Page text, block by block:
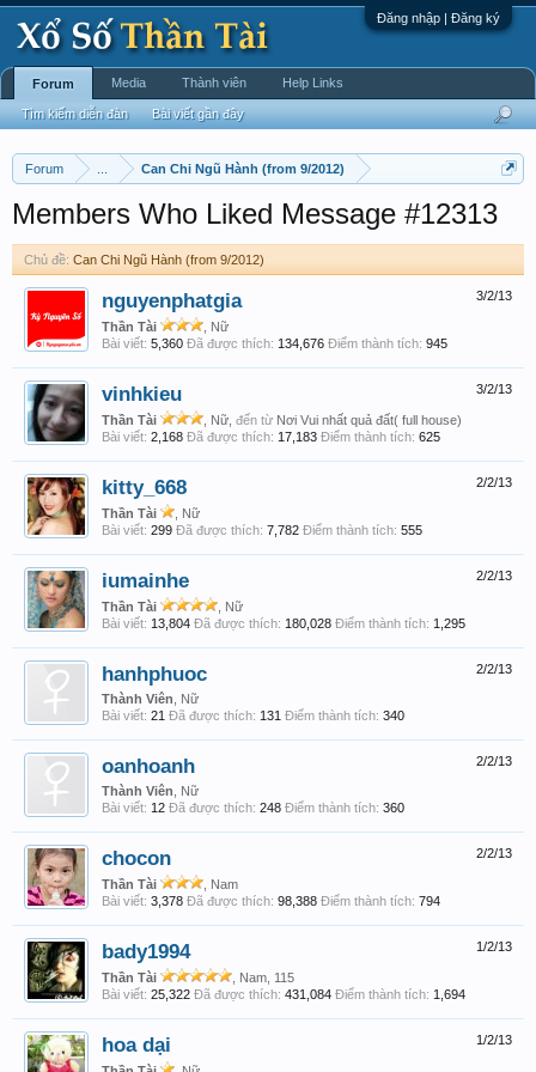
Đăng nhập | Đăng ký
Forum Can Chi Ngũ Hành (from 9/2012)
Members Who Liked Message #12313
Chủ đề: Can Chi Ngũ Hành (from 9/2012)
3/2/13
nguyenphatgia
Thần Tài
, Nữ
Bài viết: 5,360 Đã được thích: 134,676 Điểm thành tích: 945
3/2/13
vinhkieu
Thần Tài , Nữ, đến từ Nơi Vui nhất quả đất( full house)
Bài viết: 2,168 Đã được thích: 17,183 Điểm thành tích: 625
2/2/13
kitty_668
Thần Tài
, Nữ
Bài viết: 299 Đã được thích: 7,782 Điểm thành tích: 555
2/2/13
iumainhe
Thần Tài
, Nữ
Bài viết: 13,804 Đã được thích: 180,028 Điểm thành tích: 1,295
2/2/13
hanhphuoc
Thành Viên , Nữ
Bài viết: 21 Đã được thích: 131 Điểm thành tích: 340
2/2/13
oanhoanh
Thành Viên , Nữ
Bài viết: 12 Đã được thích: 248 Điểm thành tích: 360
2/2/13
chocon
Thần Tài
, Nam
Bài viết: 3,378 Đã được thích: 98,388 Điểm thành tích: 794
1/2/13
bady1994
Thần Tài
, Nam, 115
Bài viết: 25,322 Đã được thích: 431,084 Điểm thành tích: 1,694
1/2/13
hoa dại
Forum
Tìm kiếm diễn đàn Bài viết gần đây
Media Thành viên Help Links